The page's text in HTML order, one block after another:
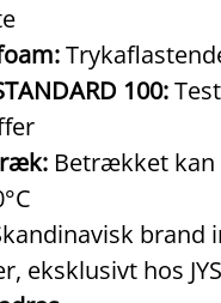
100:
Betrækket kan
brand
eksklusivt hos